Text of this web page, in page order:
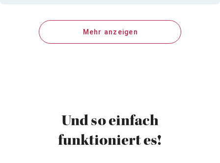
Mehr anzeigen
Und so einfach
funktioniert es!